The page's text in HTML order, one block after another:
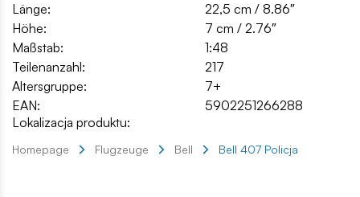
Länge:
22,5 cm / 8.86″
Höhe:
7 cm / 2.76″
Maßstab:
1:48
Teilenanzahl:
217
Altersgruppe:
7+
EAN:
5902251266288
Lokalizacja produktu:
Homepage Flugzeuge Bell Bell 407 Policja